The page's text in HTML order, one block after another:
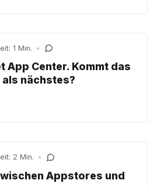
1 Min. •
App Center. Kommt das
nächstes?
2 Min. •
Appstores und